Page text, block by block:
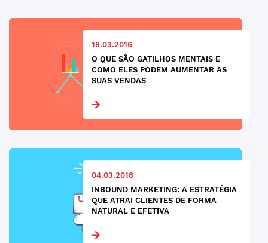
18.03.2016
O QUE SÃO GATILHOS MENTAIS E
COMO ELES PODEM AUMENTAR AS
SUAS VENDAS
04.03.2016
INBOUND MARKETING: A ESTRATÉGIA
QUE ATRAI CLIENTES DE FORMA
NATURAL E EFETIVA